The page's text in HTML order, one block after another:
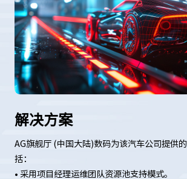
解决方案
AG旗舰厅 (中国大陆)数码为该汽车公司提供
括：
• 采用项目经理运维团队资源池支持模式。